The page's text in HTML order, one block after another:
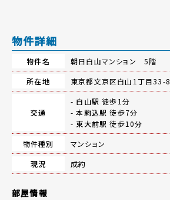
物件詳細
物件名
朝日白山マンション 5階
所在地
東京都文京区白山1丁目33-8
交通
- 白山駅 徒歩1分
-本駒込駅 徒歩7分
- 東大前駅 徒歩10分
物件種別
マンション
現況
成約
部屋情報